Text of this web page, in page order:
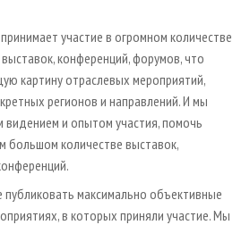
ПЛИТ
участие в огромном количестве
конференций, форумов, что
картину отраслевых мероприятий,
регионов и направлений. И мы
и опытом участия, помочь
большом количестве выставок,
максимально объективные
в которых приняли участие. Мы